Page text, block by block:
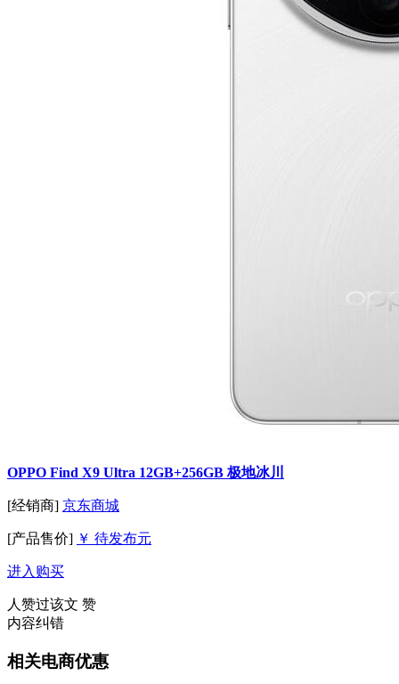
OPPO Find X9 Ultra 12GB+256GB 极地冰川
[经销商] 京东商城
[产品售价] ￥ 待发布元
进入购买
人赞过该文 赞
内容纠错
相关电商优惠